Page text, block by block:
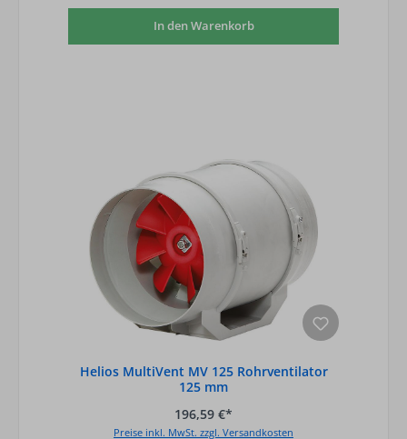
In den Warenkorb
Helios MultiVent MV 125 Rohrventilator
125 mm
196,59 €*
Preise inkl. MwSt. zzgl. Versandkosten